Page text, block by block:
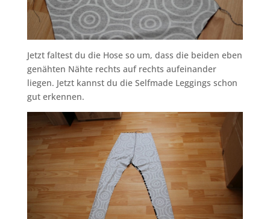
Jetzt faltest du die Hose so um, dass die beiden eben
genähten Nähte rechts auf rechts aufeinander
liegen. Jetzt kannst du die Selfmade Leggings schon
gut erkennen.